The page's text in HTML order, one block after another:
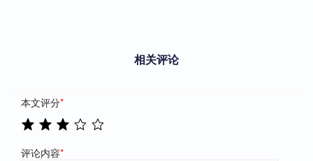
相关评论
本文评分*
评论内容*